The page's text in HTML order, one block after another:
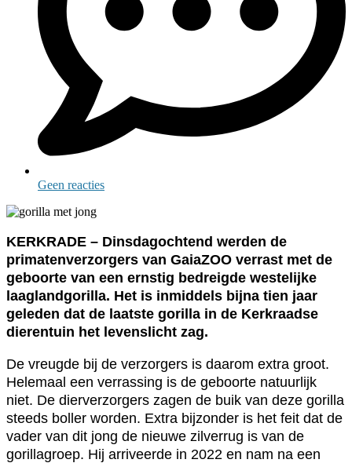
Geen reacties
KERKRADE – Dinsdagochtend werden de
primatenverzorgers van GaiaZOO verrast met de
geboorte van een ernstig bedreigde westelijke
laaglandgorilla. Het is inmiddels bijna tien jaar
geleden dat de laatste gorilla in de Kerkraadse
dierentuin het levenslicht zag.
De vreugde bij de verzorgers is daarom extra groot.
Helemaal een verrassing is de geboorte natuurlijk
niet. De dierverzorgers zagen de buik van deze gorilla
steeds boller worden. Extra bijzonder is het feit dat de
vader van dit jong de nieuwe zilverrug is van de
gorillagroep. Hij arriveerde in 2022 en nam na een